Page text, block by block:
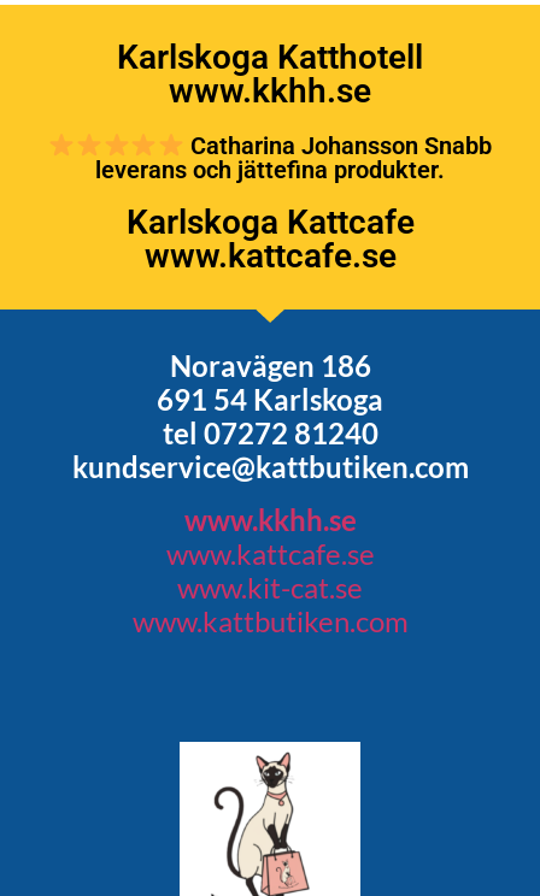
Karlskoga Katthotell
www.kkhh.se
Catharina Johansson Snabb
leverans och jättefina produkter.
Karlskoga Kattcafe
www.kattcafe.se
Noravägen 186
691 54 Karlskoga
tel 07272 81240
kundservice@kattbutiken.com
www.kkhh.se
www.kattcafe.se
www.kit-cat.se
www.kattbutiken.com